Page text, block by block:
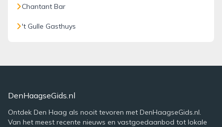
Chantant Bar
't Gulle Gasthuys
DenHaagseGids.nl
Ontdek Den Haag als nooit tevoren met DenHaagseGids.nl.
Van het meest recente nieuws en vastgoedaanbod tot lokale